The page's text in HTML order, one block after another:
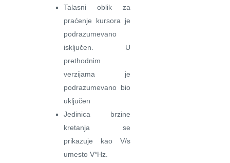
Talasni oblik za
praćenje kursora je
podrazumevano
isključen. U
prethodnim
verzijama je
podrazumevano bio
uključen
Jedinica brzine
kretanja se
prikazuje kao V/s
umesto V*Hz.